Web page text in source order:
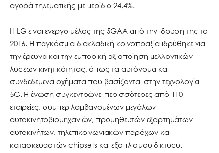
αγορά τηλεματικής με μερίδιο 24,4%.
Η LG είναι ενεργό μέλος της 5GAA από την ίδρυσή της το
2016. Η παγκόσμια διακλαδική κοινοπραξία ιδρύθηκε για
την έρευνα και την εμπορική αξιοποίηση μελλοντικών
λύσεων κινητικότητας, όπως τα αυτόνομα και
συνδεδεμένα οχήματα που βασίζονται στην τεχνολογία
5G. Η ένωση συγκεντρώνει περισσότερες από 110
εταιρείες, συμπεριλαμβανομένων μεγάλων
αυτοκινητοβιομηχανιών, προμηθευτών εξαρτημάτων
αυτοκινήτων, τηλεπικοινωνιακών παρόχων και
κατασκευαστών chipsets και εξοπλισμού δικτύου.